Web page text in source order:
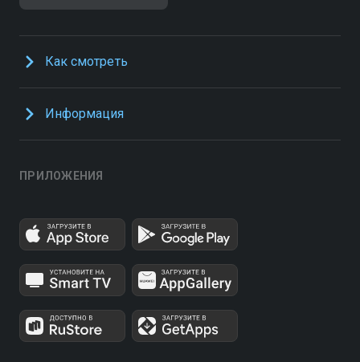
Как смотреть
Информация
ПРИЛОЖЕНИЯ